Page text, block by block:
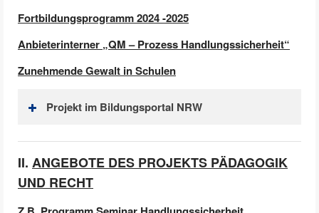
Fortbildungsprogramm 2024 -2025
Anbieterinterner „QM – Prozess Handlungssicherheit“
Zunehmende Gewalt in Schulen
Projekt im Bildungsportal NRW
II. ANGEBOTE DES PROJEKTS PÄDAGOGIK
UND RECHT